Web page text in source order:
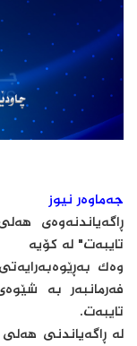
جەماوەر نیوز
ڕاگه‌یاندنه‌وه‌ى
تایبه‌ت" له‌ کۆیه‌
فه‌رمانبه‌ر به‌
تایبه‌ت.